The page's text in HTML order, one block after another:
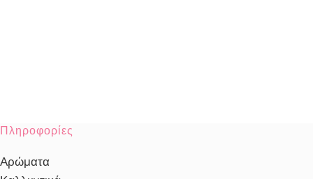
Πληροφορίες
Αρώματα